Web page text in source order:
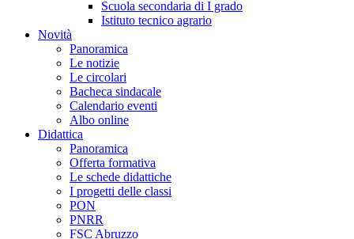
Scuola secondaria di I grado
Istituto tecnico agrario
Novità
Panoramica
Le notizie
Le circolari
Bacheca sindacale
Calendario eventi
Albo online
Didattica
Panoramica
Offerta formativa
Le schede didattiche
I progetti delle classi
PON
PNRR
FSC Abruzzo